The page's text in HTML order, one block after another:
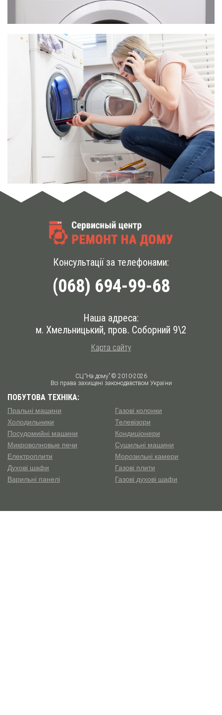
Консультації за телефонами:
(068) 694-99-68
Наша адреса:
м. Хмельницький, пров. Соборний 9\2
Карта сайту
СЦ “На дому” © 2010-2026
Всі права захищені законодавством України
ПОБУТОВА ТЕХНІКА:
Пральні машини
Холодильники
Посудомийні машини
Микроволновые печи
Електроплити
Духові шафи
Варильні панелі
Газові колонки
Телевізори
Кондиціонери
Сушильні машини
Морозильні камери
Газові плити
Газові духові шафи